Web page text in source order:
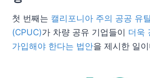
첫 번째는 캘리포니아 주의 공공 유
(CPUC)가 차량 공유 기업들이 더욱
가입해야 한다는 법안을 제시한 일